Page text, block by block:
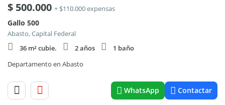
$ 500.000 + $110.000 expensas
Gallo 500
Abasto, Capital Federal
36 m² cubie.
2 años
1 baño
Departamento en Abasto
WhatsApp Contactar